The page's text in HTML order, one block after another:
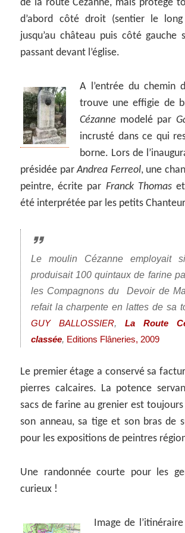
de la route Cézanne, mais protégé
d’abord côté droit (sentier le
jusqu’au château puis côté
passant devant l’église.
A l’entrée du chemin
trouve une effigie de
Cézanne modelé par
incrusté dans ce qui
borne. Lors de
présidée parAndrea Ferreol, une
peintre, écrite par Franck Thomaset
été interprétée par les petits
Le moulin Cézanne employait
produisait 100 quintaux de farine
les Compagnons du Devoir de
refait la charpente en lattes de sa
GUY BALLOSSIER,La Route
classée, Editions Flâneries, 2009
Le premier étage a conservé sa
pierres calcaires. La potence
sacs de farine au grenier est
son anneau, sa tige et son bras de
pour les expositions de peintres
Une randonnée courte pour les
curieux !
Image de